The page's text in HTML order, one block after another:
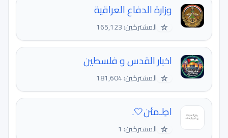
وزارة الدفاع العراقية
☆ المشتركين: 165,123
اخبار القدس و فلسطين
☆ المشتركين: 181,604
اطِـمئن🤍.
☆ المشتركين: 1